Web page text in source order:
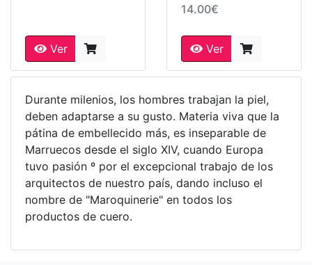
Ver
14.00€
Ver
Durante milenios, los hombres trabajan la piel,
deben adaptarse a su gusto. Materia viva que la
pátina de embellecido más, es inseparable de
Marruecos desde el siglo XIV, cuando Europa
tuvo pasión º por el excepcional trabajo de los
arquitectos de nuestro país, dando incluso el
nombre de "Maroquinerie" en todos los
productos de cuero.